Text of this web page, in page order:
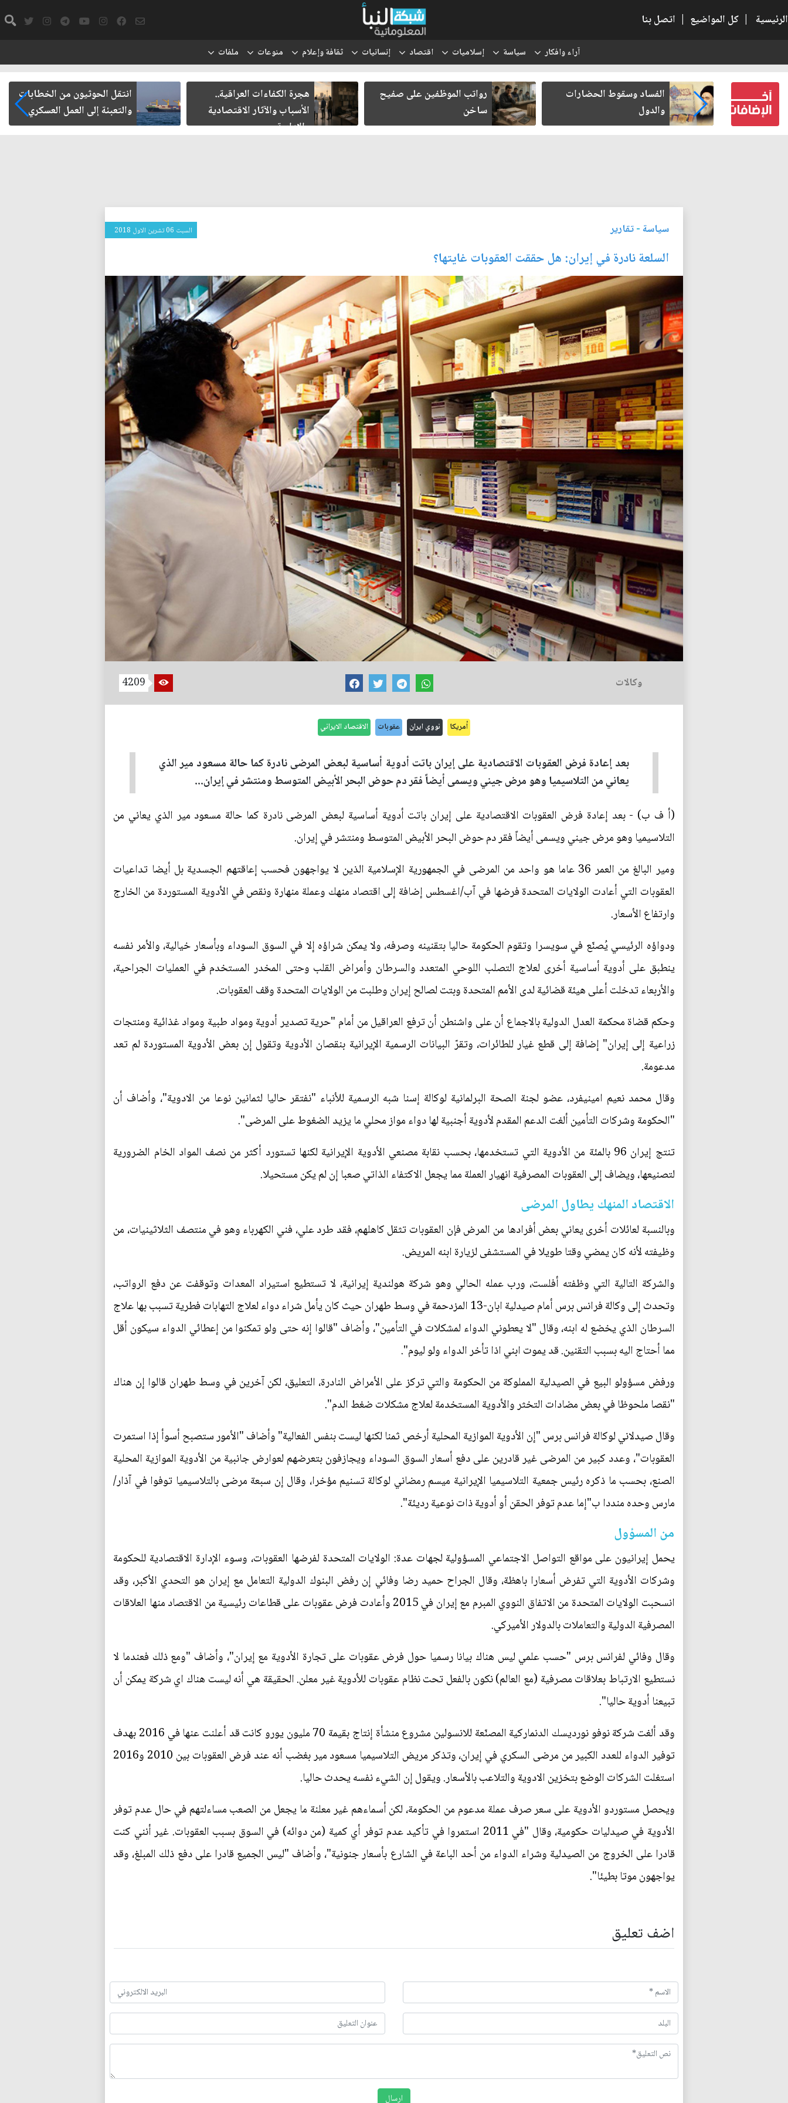
الرئيسية | كل المواضيع | اتصل بنا
آراء وافكار سياسة إسلاميات اقتصاد إنسانيات ثقافة وإعلام منوعات ملفات
كتب لنفسه
الفساد وسقوط الحضارات
والدول
رواتب الموظفين على صفيح
ساخن
هجرة الكفاءات العراقية..
الأسباب والآثار الاقتصادية
والإدارية
انتقل الحوثيون من الخطابات
والتعبئة إلى العمل العسكري
سياسة-تقارير السبت 06 تشرين الاول 2018
السلعة نادرة في إيران: هل حققت العقوبات غايتها؟
وكالات 4209
أمريكا نووي ايران عقوبات الاقتصاد الايراني
بعد إعادة فرض العقوبات الاقتصادية على إيران باتت أدوية أساسية لبعض المرضى نادرة كما حالة مسعود مير الذي
يعاني من التلاسيميا وهو مرض جيني ويسمى أيضاً فقر دم حوض البحر الأبيض المتوسط ومنتشر في إيران...
(أ ف ب) - بعد إعادة فرض العقوبات الاقتصادية على إيران باتت أدوية أساسية لبعض المرضى نادرة كما حالة مسعود مير الذي يعاني من
التلاسيميا وهو مرض جيني ويسمى أيضاً فقر دم حوض البحر الأبيض المتوسط ومنتشر في إيران.
ومير البالغ من العمر 36 عاما هو واحد من المرضى في الجمهورية الإسلامية الذين لا يواجهون فحسب إعاقتهم الجسدية بل أيضا تداعيات
العقوبات التي أعادت الولايات المتحدة فرضها في آب/اغسطس إضافة إلى اقتصاد منهك وعملة منهارة ونقص في الأدوية المستوردة من الخارج
وارتفاع الأسعار.
ودواؤه الرئيسي يُصنّع في سويسرا وتقوم الحكومة حاليا بتقنينه وصرفه، ولا يمكن شراؤه إلا في السوق السوداء وبأسعار خيالية، والأمر نفسه
ينطبق على أدوية أساسية أخرى لعلاج التصلب اللوحي المتعدد والسرطان وأمراض القلب وحتى المخدر المستخدم في العمليات الجراحية،
والأربعاء تدخلت أعلى هيئة قضائية لدى الأمم المتحدة وبتت لصالح إيران وطلبت من الولايات المتحدة وقف العقوبات.
وحكم قضاة محكمة العدل الدولية بالاجماع أن على واشنطن أن ترفع العراقيل من أمام "حرية تصدير أدوية ومواد طبية ومواد غذائية ومنتجات
زراعية إلى إيران" إضافة إلى قطع غيار للطائرات، وتقرّ البيانات الرسمية الإيرانية بنقصان الأدوية وتقول إن بعض الأدوية المستوردة لم تعد
مدعومة.
وقال محمد نعيم امينيفرد، عضو لجنة الصحة البرلمانية لوكالة إسنا شبه الرسمية للأنباء "نفتقر حاليا لثمانين نوعا من الادوية"، وأضاف أن
"الحكومة وشركات التأمين ألغت الدعم المقدم لأدوية أجنبية لها دواء مواز محلي ما يزيد الضغوط على المرضى".
تنتج إيران 96 بالمئة من الأدوية التي تستخدمها، بحسب نقابة مصنعي الأدوية الإيرانية لكنها تستورد أكثر من نصف المواد الخام الضرورية
لتصنيعها، ويضاف إلى العقوبات المصرفية انهيار العملة مما يجعل الاكتفاء الذاتي صعبا إن لم يكن مستحيلا.
الاقتصاد المنهك يطاول المرضى
وبالنسبة لعائلات أخرى يعاني بعض أفرادها من المرض فإن العقوبات تثقل كاهلهم، فقد طرد علي، فني الكهرباء وهو في منتصف الثلاثينيات، من
وظيفته لأنه كان يمضي وقتا طويلا في المستشفى لزيارة ابنه المريض.
والشركة التالية التي وظفته أفلست، ورب عمله الحالي وهو شركة هولندية إيرانية، لا تستطيع استيراد المعدات وتوقفت عن دفع الرواتب،
وتحدث إلى وكالة فرانس برس أمام صيدلية ابان-13 المزدحمة في وسط طهران حيث كان يأمل شراء دواء لعلاج التهابات فطرية تسبب بها علاج
السرطان الذي يخضع له ابنه، وقال "لا يعطوني الدواء لمشكلات في التأمين"، وأضاف "قالوا إنه حتى ولو تمكنوا من إعطائي الدواء سيكون أقل
مما أحتاج اليه بسبب التقنين. قد يموت ابني اذا تأخر الدواء ولو ليوم".
ورفض مسؤولو البيع في الصيدلية المملوكة من الحكومة والتي تركز على الأمراض النادرة، التعليق، لكن آخرين في وسط طهران قالوا إن هناك
"نقصا ملحوظا في بعض مضادات التخثر والأدوية المستخدمة لعلاج مشكلات ضغط الدم".
وقال صيدلاني لوكالة فرانس برس "إن الأدوية الموازية المحلية أرخص ثمنا لكنها ليست بنفس الفعالية" وأضاف "الأمور ستصبح أسوأ إذا استمرت
العقوبات"، وعدد كبير من المرضى غير قادرين على دفع أسعار السوق السوداء ويجازفون بتعرضهم لعوارض جانبية من الأدوية الموازية المحلية
الصنع، بحسب ما ذكره رئيس جمعية التلاسيميا الإيرانية ميسم رمضاني لوكالة تسنيم مؤخرا، وقال إن سبعة مرضى بالتلاسيميا توفوا في آذار/
مارس وحده منددا ب"إما عدم توفر الحقن أو أدوية ذات نوعية رديئة".
من المسؤول
يحمل إيرانيون على مواقع التواصل الاجتماعي المسؤولية لجهات عدة: الولايات المتحدة لفرضها العقوبات، وسوء الإدارة الاقتصادية للحكومة
وشركات الأدوية التي تفرض أسعارا باهظة، وقال الجراح حميد رضا وفائي إن رفض البنوك الدولية التعامل مع إيران هو التحدي الأكبر، وقد
انسحبت الولايات المتحدة من الاتفاق النووي المبرم مع إيران في 2015 وأعادت فرض عقوبات على قطاعات رئيسية من الاقتصاد منها العلاقات
المصرفية الدولية والتعاملات بالدولار الأميركي.
وقال وفائي لفرانس برس "حسب علمي ليس هناك بيانا رسميا حول فرض عقوبات على تجارة الأدوية مع إيران"، وأضاف "ومع ذلك فعندما لا
نستطيع الارتباط بعلاقات مصرفية (مع العالم) نكون بالفعل تحت نظام عقوبات للأدوية غير معلن. الحقيقة هي أنه ليست هناك اي شركة يمكن أن
تبيعنا أدوية حاليا".
وقد ألغت شركة نوفو نورديسك الدنماركية المصنّعة للانسولين مشروع منشأة إنتاج بقيمة 70 مليون يورو كانت قد أعلنت عنها في 2016 بهدف
توفير الدواء للعدد الكبير من مرضى السكري في إيران، وتذكر مريض التلاسيميا مسعود مير بغضب أنه عند فرض العقوبات بين 2010 و2016
استغلت الشركات الوضع بتخزين الادوية والتلاعب بالأسعار. ويقول إن الشيء نفسه يحدث حاليا.
ويحصل مستوردو الأدوية على سعر صرف عملة مدعوم من الحكومة، لكن أسماءهم غير معلنة ما يجعل من الصعب مساءلتهم في حال عدم توفر
الأدوية في صيدليات حكومية، وقال "في 2011 استمروا في تأكيد عدم توفر أي كمية (من دوائه) في السوق بسبب العقوبات. غير أنني كنت
قادرا على الخروج من الصيدلية وشراء الدواء من أحد الباعة في الشارع بأسعار جنونية"، وأضاف "ليس الجميع قادرا على دفع ذلك المبلغ، وقد
يواجهون موتا بطيئا".
اضف تعليق